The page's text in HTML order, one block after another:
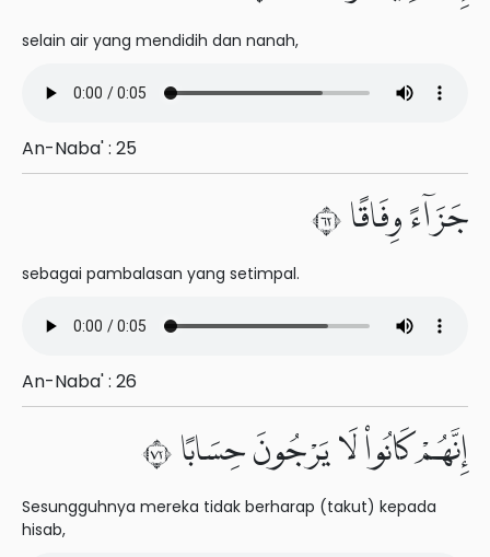
selain air yang mendidih dan nanah,
An-Naba' : 25
جَزَآءً وِفَاقًا ٢٦
sebagai pambalasan yang setimpal.
An-Naba' : 26
إِنَّهُمْ كَانُوا۟ لَا يَرْجُونَ حِسَابًا ٢٧
Sesungguhnya mereka tidak berharap (takut) kepada
hisab,